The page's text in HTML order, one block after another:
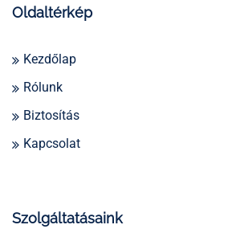
Oldaltérkép
Kezdőlap
Rólunk
Biztosítás
Kapcsolat
Szolgáltatásaink